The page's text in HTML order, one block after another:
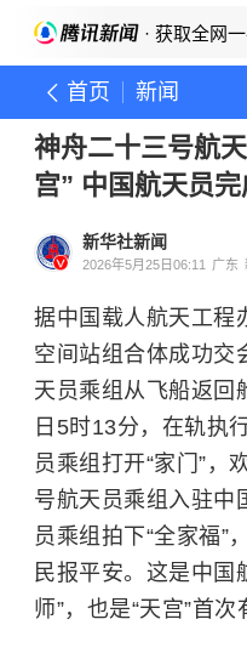
· 获取全网
首页 新闻
神舟二十三号航
宫” 中国航天员
新华社新闻
2026年5月25日06:11 广东
据中国载人航天工程
空间站组合体成功交
天员乘组从飞船返回
日5时13分，在轨执
员乘组打开“家门”，
号航天员乘组入驻中
员乘组拍下“全家福”
民报平安。这是中国
师”，也是“天宫”首